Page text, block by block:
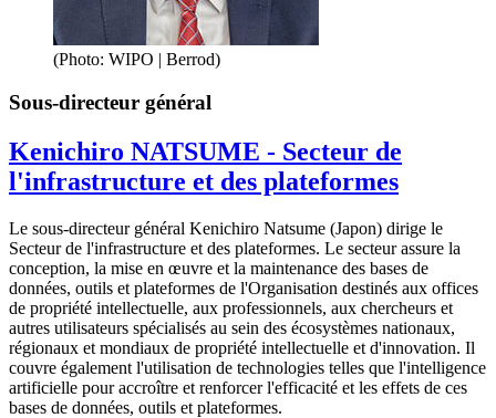
(Photo: WIPO | Berrod)
Sous-directeur général
Kenichiro NATSUME - Secteur de
l'infrastructure et des plateformes
Le sous-directeur général Kenichiro Natsume (Japon) dirige le
Secteur de l'infrastructure et des plateformes. Le secteur assure la
conception, la mise en œuvre et la maintenance des bases de
données, outils et plateformes de l'Organisation destinés aux offices
de propriété intellectuelle, aux professionnels, aux chercheurs et
autres utilisateurs spécialisés au sein des écosystèmes nationaux,
régionaux et mondiaux de propriété intellectuelle et d'innovation. Il
couvre également l'utilisation de technologies telles que l'intelligence
artificielle pour accroître et renforcer l'efficacité et les effets de ces
bases de données, outils et plateformes.